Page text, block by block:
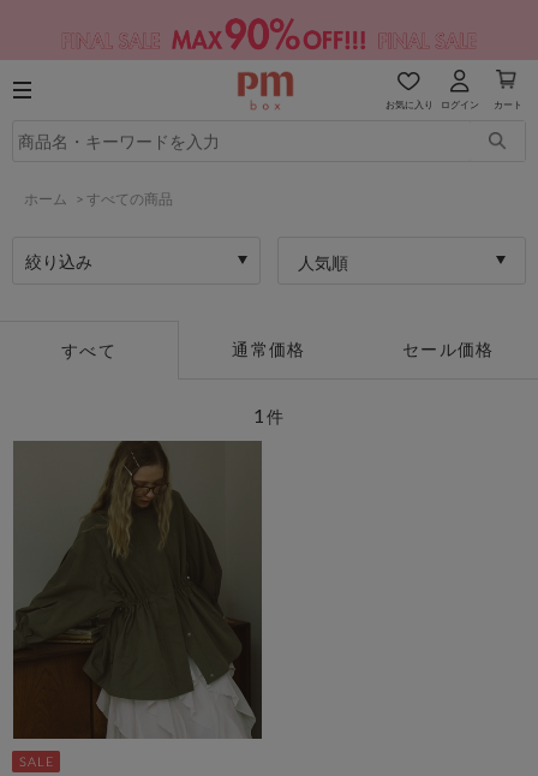
お気に入り ログイン カート
ホーム > すべての商品
絞り込み 人気順
すべて 通常価格 セール価格
1 件